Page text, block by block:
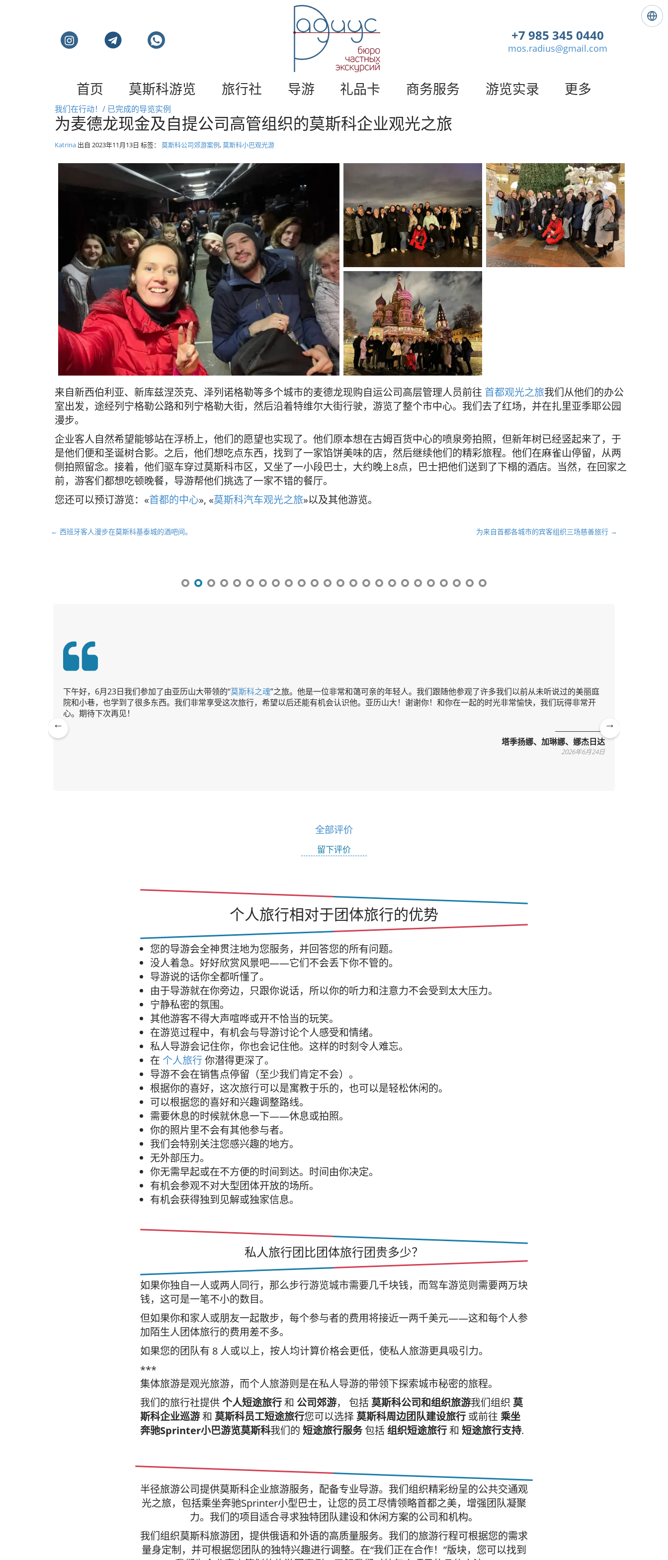
莫
斯
科
游
。
莫
科
导
半
语
+7 985 345 0440
mos.radius@gmail.com
首页 莫斯科游览 旅行社 导游 礼品卡 商务服务 游览实录 更多
莫斯科私人旅游和导游
我们在行动！/ 已完成的导览实例
为麦德龙现金及自提公司高管组织的莫斯科企业观光之旅
Katrina出自 2023年11月13日 标签： 莫斯科公司郊游案例,莫斯科小巴观光游
来自新西伯利亚、新库兹涅茨克、泽列诺格勒等多个城市的麦德龙现购自运公司高层管理人员前往 首都观光之旅我们从他们的办公
室出发，途经列宁格勒公路和列宁格勒大街，然后沿着特维尔大街行驶，游览了整个市中心。我们去了红场，并在扎里亚季耶公园
漫步。
企业客人自然希望能够站在浮桥上，他们的愿望也实现了。他们原本想在古姆百货中心的喷泉旁拍照，但新年树已经竖起来了，于
是他们便和圣诞树合影。之后，他们想吃点东西，找到了一家馅饼美味的店，然后继续他们的精彩旅程。他们在麻雀山停留，从两
侧拍照留念。接着，他们驱车穿过莫斯科市区，又坐了一小段巴士，大约晚上8点，巴士把他们送到了下榻的酒店。当然，在回家之
前，游客们都想吃顿晚餐，导游帮他们挑选了一家不错的餐厅。
您还可以预订游览：«首都的中心», «莫斯科汽车观光之旅»以及其他游览。
文
← 西班牙客人漫步在莫斯科基泰城的酒吧间。 为来自首都各城市的宾客组织三场慈善旅行 →
Pre
下午好，6月23日我们参加了由亚历山大带领的“莫斯科之魂”之旅。他是一位非常和蔼可亲的年轻人。我们跟随他参观了许多我们以前从未听说过的美丽庭
院和小巷，也学到了很多东西。我们非常享受这次旅行，希望以后还能有机会认识他。亚历山大！谢谢你！和你在一起的时光非常愉快，我们玩得非常开
心。期待下次再见！
塔季扬娜、加琳娜、娜杰日达
2026年6月24日
Ne
全部评价
留下评价
个人旅行相对于团体旅行的优势
您的导游会全神贯注地为您服务，并回答您的所有问题。
没人着急。好好欣赏风景吧——它们不会丢下你不管的。
导游说的话你全都听懂了。
由于导游就在你旁边，只跟你说话，所以你的听力和注意力不会受到太大压力。
宁静私密的氛围。
其他游客不得大声喧哗或开不恰当的玩笑。
在游览过程中，有机会与导游讨论个人感受和情绪。
私人导游会记住你，你也会记住他。这样的时刻令人难忘。
在 个人旅行 你潜得更深了。
导游不会在销售点停留（至少我们肯定不会）。
根据你的喜好，这次旅行可以是寓教于乐的，也可以是轻松休闲的。
可以根据您的喜好和兴趣调整路线。
需要休息的时候就休息一下——休息或拍照。
你的照片里不会有其他参与者。
我们会特别关注您感兴趣的地方。
无外部压力。
你无需早起或在不方便的时间到达。时间由你决定。
有机会参观不对大型团体开放的场所。
有机会获得独到见解或独家信息。
私人旅行团比团体旅行团贵多少？
如果你独自一人或两人同行，那么步行游览城市需要几千块钱，而驾车游览则需要两万块
钱，这可是一笔不小的数目。
但如果你和家人或朋友一起散步，每个参与者的费用将接近一两千美元——这和每个人参
加陌生人团体旅行的费用差不多。
如果您的团队有 8 人或以上，按人均计算价格会更低，使私人旅游更具吸引力。
***
集体旅游是观光旅游，而个人旅游则是在私人导游的带领下探索城市秘密的旅程。
我们的旅行社提供个人短途旅行和 公司郊游， 包括莫斯科公司和组织旅游我们组织 莫
斯科企业巡游和 莫斯科员工短途旅行您可以选择莫斯科周边团队建设旅行 或前往 乘坐
奔驰Sprinter小巴游览莫斯科我们的 短途旅行服务包括 组织短途旅行和 短途旅行支持.
半径旅游公司提供莫斯科企业旅游服务，配备专业导游。我们组织精彩纷呈的公共交通观
光之旅，包括乘坐奔驰Sprinter小型巴士，让您的员工尽情领略首都之美，增强团队凝聚
力。我们的项目适合寻求独特团队建设和休闲方案的公司和机构。
我们组织莫斯科旅游团，提供俄语和外语的高质量服务。我们的旅游行程可根据您的需求
量身定制，并可根据您团队的独特兴趣进行调整。在“我们正在合作！”版块，您可以找到